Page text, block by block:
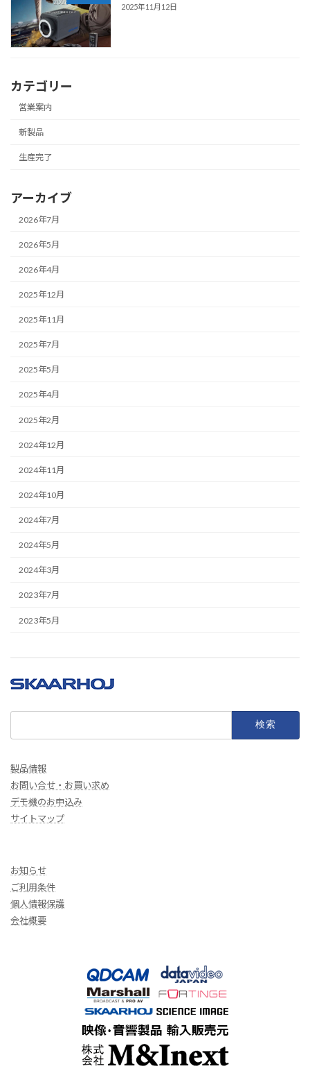
2025年11月12日
カテゴリー
営業案内
新製品
生産完了
アーカイブ
2026年7月
2026年5月
2026年4月
2025年12月
2025年11月
2025年7月
2025年5月
2025年4月
2025年2月
2024年12月
2024年11月
2024年10月
2024年7月
2024年5月
2024年3月
2023年7月
2023年5月
製品情報
お問い合せ・お買い求め
デモ機のお申込み
サイトマップ
お知らせ
ご利用条件
個人情報保護
会社概要